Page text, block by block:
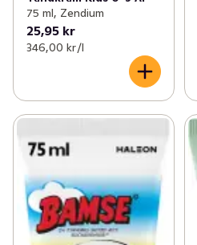
75 ml, Zendium
25,95 kr
346,00 kr /l